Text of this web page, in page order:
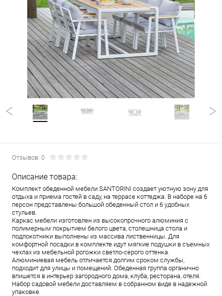
Отзывов: 0
Описание товара:
Комплект обеденной мебели SANTORINI создает уютную зону для
отдыха и приема гостей в саду, на террасе коттеджа. В наборе на 6
персон представлены большой обеденный стол и 6 удобных
стульев.
Каркас мебели изготовлен из высокопрочного алюминия с
полимерным покрытием белого цвета, столешница стола и
подлокотники выполнены из массива лиственницы. Для
комфортной посадки в комплекте идут мягкие подушки в съемных
чехлах из мебельной рогожки светло-серого оттенка.
Алюминиевая мебель отличается долгим сроком службы,
подходит для улицы и помещений. Обеденная группа органично
впишется в интерьер загородного дома, клуба, ресторана, отеля.
Набор садовой мебели доставляем в собранном виде в надежной
упаковке.